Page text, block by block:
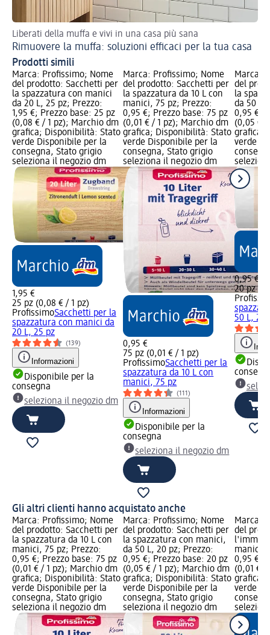
Liberati della muffa e vivi in una casa più sana
Rimuovere la muffa: soluzioni efficaci per la tua casa
Prodotti simili
Marca: Profissimo; Nome
del prodotto: Sacchetti per
la spazzatura con manici
da 20 L, 25 pz; Prezzo:
1,95 €; Prezzo base: 25 pz
(0,08 € / 1 pz); Marchio dm
grafica; Disponibilità: Stato
verde Disponibile per la
consegna, Stato grigio
seleziona il negozio dm
1,95 €
25 pz (0,08 € / 1 pz)
ProfissimoSacchetti per la
spazzatura con manici da
20 L, 25 pz
(139)
Informazioni
Disponibile per la
consegna
seleziona il negozio dm
Marca: Profissimo; Nome
del prodotto: Sacchetti per
la spazzatura da 10 L con
manici, 75 pz; Prezzo:
0,95 €; Prezzo base: 75 pz
(0,01 € / 1 pz); Marchio dm
grafica; Disponibilità: Stato
verde Disponibile per la
consegna, Stato grigio
seleziona il negozio dm
0,95 €
75 pz (0,01 € / 1 pz)
ProfissimoSacchetti per la
spazzatura da 10 L con
manici, 75 pz
(111)
Informazioni
Disponibile per la
consegna
seleziona il negozio dm
Marca:
del
la
da 50 L,
0,95 €;
(0,05 € /
grafica;
verde
0,95 €
20 pz
50 L, 20
Gli altri clienti hanno acquistato anche
Marca: Profissimo; Nome
del prodotto: Sacchetti per
la spazzatura da 10 L con
manici, 75 pz; Prezzo:
0,95 €; Prezzo base: 75 pz
(0,01 € / 1 pz); Marchio dm
grafica; Disponibilità: Stato
verde Disponibile per la
consegna, Stato grigio
seleziona il negozio dm
Marca: Profissimo; Nome
del prodotto: Sacchetti per
la spazzatura con manici,
da 50 L, 20 pz; Prezzo:
0,95 €; Prezzo base: 20 pz
(0,05 € / 1 pz); Marchio dm
grafica; Disponibilità: Stato
verde Disponibile per la
consegna, Stato grigio
seleziona il negozio dm
Marca:
del
manici,
0,95 €;
(0,01 € /
grafica;
verde